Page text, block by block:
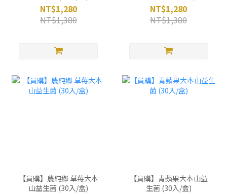
NT$1,280
NT$1,380
NT$1,280
NT$1,380
【員購】農純鄉 草莓大本
山益生菌 (30入/盒)
【員購】青蘋果大本山益
生菌 (30入/盒)